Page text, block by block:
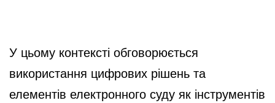
У цьому контексті обговорюється
використання цифрових рішень та
елементів електронного суду як інструментів